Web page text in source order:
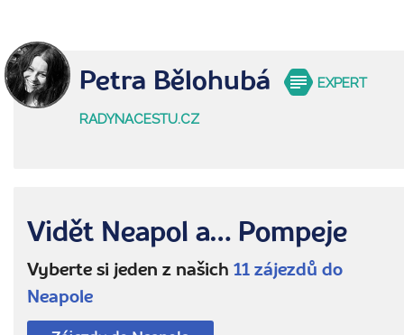
Petra Bělohubá EXPERT
RADYNACESTU.CZ
Vidět Neapol a… Pompeje
Vyberte si jeden z našich 11 zájezdů do
Neapole